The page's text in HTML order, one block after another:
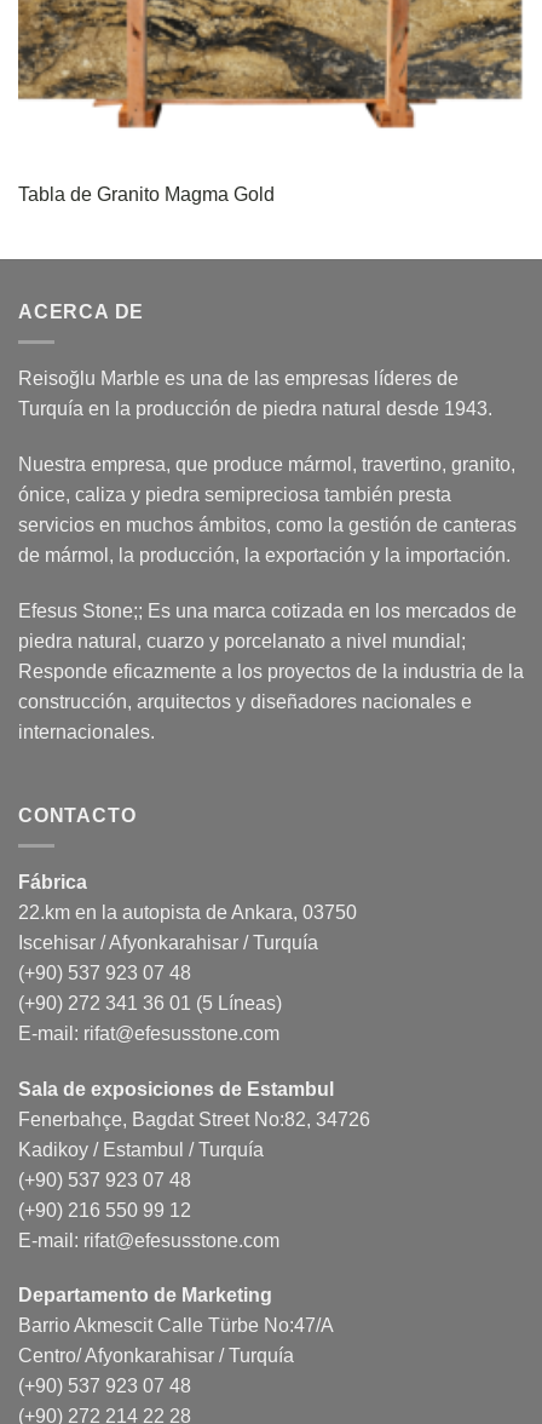
Tabla de Granito Magma Gold
ACERCA DE
Reisoğlu Marble es una de las empresas líderes de
Turquía en la producción de piedra natural desde 1943.
Nuestra empresa, que produce mármol, travertino, granito,
ónice, caliza y piedra semipreciosa también presta
servicios en muchos ámbitos, como la gestión de canteras
de mármol, la producción, la exportación y la importación.
Efesus Stone;; Es una marca cotizada en los mercados de
piedra natural, cuarzo y porcelanato a nivel mundial;
Responde eficazmente a los proyectos de la industria de la
construcción, arquitectos y diseñadores nacionales e
internacionales.
CONTACTO
Fábrica
22.km en la autopista de Ankara, 03750
Iscehisar / Afyonkarahisar / Turquía
(+90) 537 923 07 48
(+90) 272 341 36 01 (5 Líneas)
E-mail: rifat@efesusstone.com
Sala de exposiciones de Estambul
Fenerbahçe, Bagdat Street No:82, 34726
Kadikoy / Estambul / Turquía
(+90) 537 923 07 48
(+90) 216 550 99 12
E-mail: rifat@efesusstone.com
Departamento de Marketing
Barrio Akmescit Calle Türbe No:47/A
Centro/ Afyonkarahisar / Turquía
(+90) 537 923 07 48
(+90) 272 214 22 28